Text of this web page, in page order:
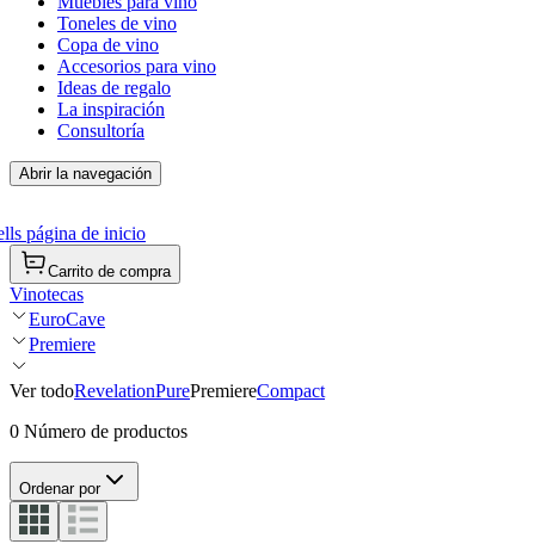
Toneles de vino
Copa de vino
Accesorios para vino
Ideas de regalo
La inspiración
Consultoría
Abrir la navegación
página de inicio
Carrito de compra
Vinotecas
EuroCave
Premiere
Ver todoRevelationPurePremiereCompact
0 Número de productos
Ordenar por